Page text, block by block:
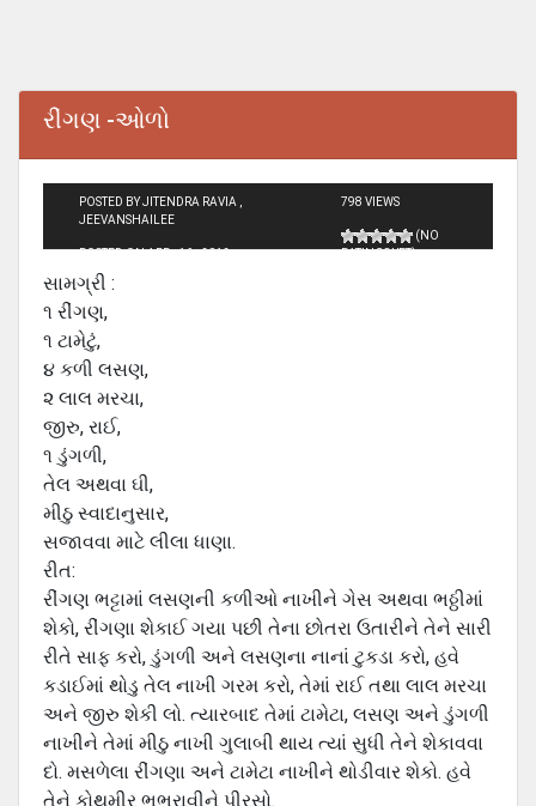
રીંગણ -ઓળો
POSTED BY JITENDRA RAVIA ,
JEEVANSHAILEE
POSTED ON APR - 16 - 2012
798 VIEWS
(NO
RATINGS YET)
સામગ્રી :
૧ રીંગણ,
૧ ટામેટું,
૪ કળી લસણ,
૨ લાલ મરચા,
જીરુ, રાઈ,
૧ ડુંગળી,
તેલ અથવા ઘી,
મીઠુ સ્વાદાનુસાર,
સજાવવા માટે લીલા ધાણા.
રીત:
રીંગણ ભટ્ટામાં લસણની કળીઓ નાખીને ગેસ અથવા ભઠ્ઠીમાં
શેકો, રીંગણા શેકાઈ ગયા પછી તેના છોતરા ઉતારીને તેને સારી
રીતે સાફ કરો, ડુંગળી અને લસણના નાનાં ટુકડા કરો, હવે
કડાઈમાં થોડુ તેલ નાખી ગરમ કરો, તેમાં રાઈ તથા લાલ મરચા
અને જીરુ શેકી લો. ત્યારબાદ તેમાં ટામેટા, લસણ અને ડુંગળી
નાખીને તેમાં મીઠુ નાખી ગુલાબી થાય ત્યાં સુધી તેને શેકાવવા
દો. મસળેલા રીંગણા અને ટામેટા નાખીને થોડીવાર શેકો. હવે
તેને કોથમીર ભભરાવીને પીરસો.